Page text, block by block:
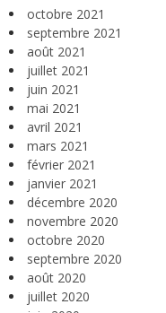
octobre 2021
septembre 2021
août 2021
juillet 2021
juin 2021
mai 2021
avril 2021
mars 2021
février 2021
janvier 2021
décembre 2020
novembre 2020
octobre 2020
septembre 2020
août 2020
juillet 2020